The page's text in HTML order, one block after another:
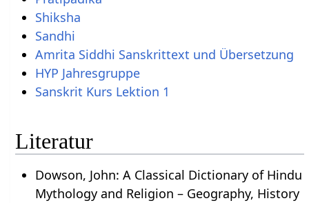
Shiksha
Sandhi
Amrita Siddhi Sanskrittext und Übersetzung
HYP Jahresgruppe
Sanskrit Kurs Lektion 1
Literatur
Dowson, John: A Classical Dictionary of Hindu
Mythology and Religion – Geography, History